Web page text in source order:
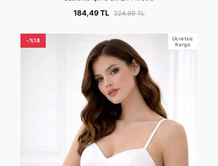
184,49 TL 224,99 TL
-%18
Ücretsiz
Kargo